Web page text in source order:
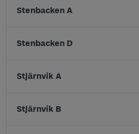
Stenbacken A
Stenbacken D
Stjärnvik A
Stjärnvik B